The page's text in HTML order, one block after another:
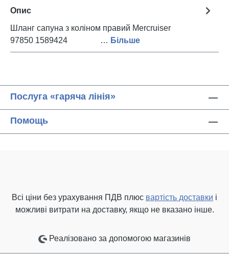
Опис
Шланг сапуна з коліном правий Mercruiser
97850 1589424 … Більше
Послуга «гаряча лінія»
Помощь
Всі ціни без урахування ПДВ плюс вартість доставки і
можливі витрати на доставку, якщо не вказано інше.
Реалізовано за допомогою магазинів